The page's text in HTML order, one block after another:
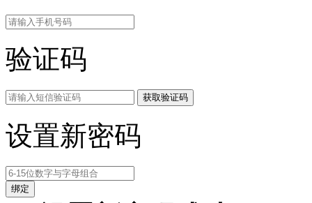
验证码
获取验证码
设置新密码
绑定